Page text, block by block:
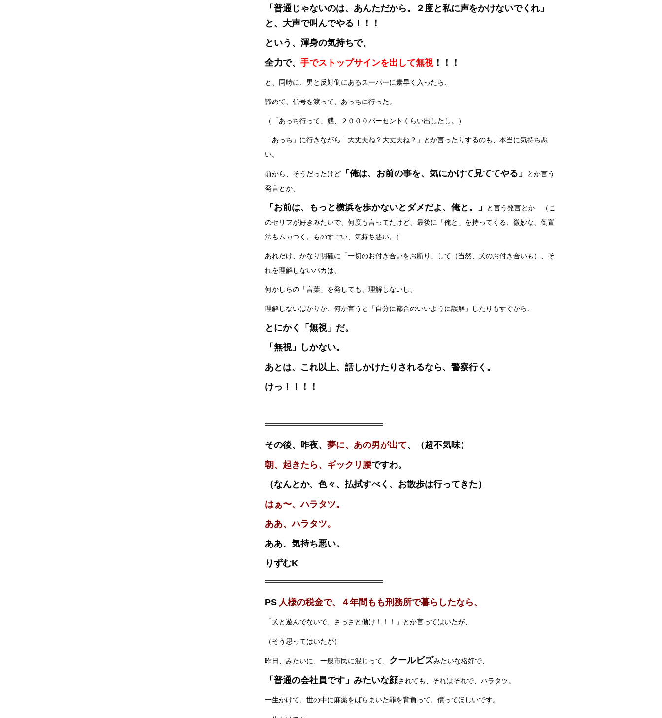
「普通じゃないのは、あんただから。２度と私に声をかけないでくれ」
と、大声で叫んでやる！！！
という、渾身の気持ちで、
全力で、 手でストップサインを出して無視！！！
と、同時に、男と反対側にあるスーパーに素早く入ったら、
諦めて、信号を渡って、あっちに行った。
（「あっち行って」感、２０００パーセントくらい出したし。）
「あっち」に行きながら「大丈夫ね？大丈夫ね？」とか言ったりするのも、本当に気持ち悪
い。
前から、そうだったけど 「俺は、お前の事を、気にかけて見ててやる」
とか言う
発言とか、
「お前は、もっと横浜を歩かないとダメだよ、俺と。」
と言う発言とか （こ
のセリフが好きみたいで、何度も言ってたけど、最後に「俺と」を持ってくる、微妙な、倒置
法もムカつく。ものすごい、気持ち悪い。）
あれだけ、かなり明確に「一切のお付き合いをお断り」して（当然、犬のお付き合いも）、そ
れを理解しないバカは、
何かしらの「言葉」を発しても、理解しないし、
理解しないばかりか、何か言うと「自分に都合のいいように誤解」したりもすぐから、
とにかく「無視」だ。
「無視」しかない。
あとは、これ以上、話しかけたりされるなら、警察行く。
けっ！！！！
その後、昨夜、 夢に、あの男が出て、（超不気味）
朝、起きたら、ギックリ腰ですわ。
（なんとか、色々、払拭すべく、お散歩は行ってきた）
はぁ〜、ハラタツ。
ああ、ハラタツ。
ああ、気持ち悪い。
りずむK
PS 人様の税金で、４年間もも刑務所で暮らしたなら、
「犬と遊んでないで、さっさと働け！！！」とか言ってはいたが、
（そう思ってはいたが）
昨日、みたいに、一般市民に混じって、 クールビズみたいな格好で、
「普通の会社員です」みたいな顔されても、それはそれで、ハラタツ。
一生かけて、世の中に麻薬をばらまいた罪を背負って、償ってほしいです。